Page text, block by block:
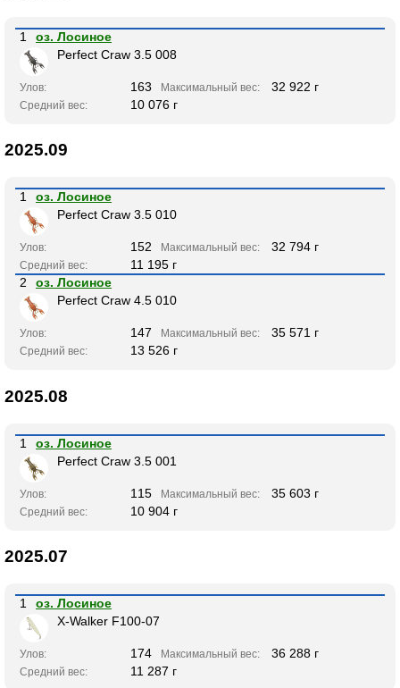
1
оз. Лосиное
Perfect Craw 3.5 008
Улов: 163 Максимальный вес: 32 922 г
Средний вес: 10 076 г
2025.09
1
оз. Лосиное
Perfect Craw 3.5 010
Улов: 152 Максимальный вес: 32 794 г
Средний вес:
11 195 г
2
оз. Лосиное
Perfect Craw 4.5 010
Улов: 147 Максимальный вес: 35 571 г
Средний вес: 13 526 г
2025.08
1
оз. Лосиное
Perfect Craw 3.5 001
Улов: 115 Максимальный вес: 35 603 г
Средний вес: 10 904 г
2025.07
1
оз. Лосиное
X-Walker F100-07
Улов: 174 Максимальный вес: 36 288 г
Средний вес: 11 287 г